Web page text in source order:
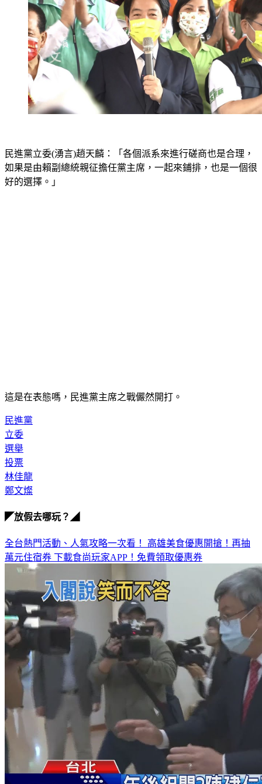
民進黨立委(湧言)趙天麟：「各個派系來進行磋商也是合理，
如果是由賴副總統親征擔任黨主席，一起來鋪排，也是一個很
好的選擇。」
這是在表態嗎，民進黨主席之戰儼然開打。
民進黨
立委
選舉
投票
林佳龍
鄭文燦
◤放假去哪玩？◢
全台熱門活動、人氣攻略一次看！ 高雄美食優惠開搶！再抽
萬元住宿券 下載食尚玩家APP！免費領取優惠券